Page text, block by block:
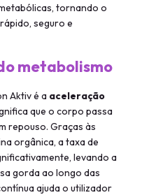
tornando o
seguro e
metabolismo
Aktiv é a aceleração
que o corpo passa
repouso. Graças às
orgânica, a taxa de
levando a
gorda ao longo das
ajuda o utilizador